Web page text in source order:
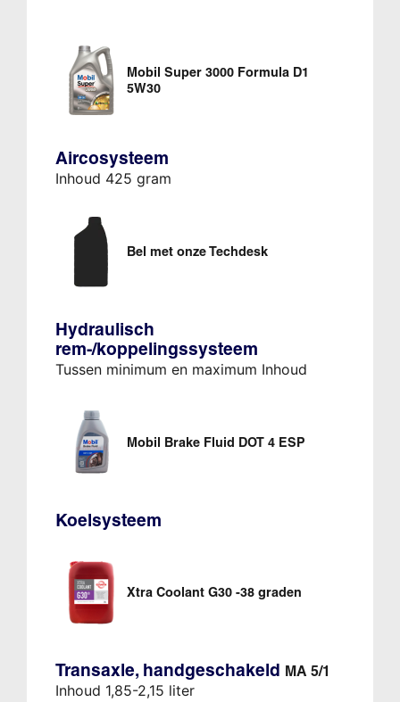
Mobil Super 3000 Formula D1
5W30
Aircosysteem
Inhoud 425 gram
Bel met onze Techdesk
Hydraulisch
rem-/koppelingssysteem
Tussen minimum en maximum Inhoud
Mobil Brake Fluid DOT 4 ESP
Koelsysteem
Xtra Coolant G30 -38 graden
Transaxle, handgeschakeld MA 5/1
Inhoud 1,85-2,15 liter